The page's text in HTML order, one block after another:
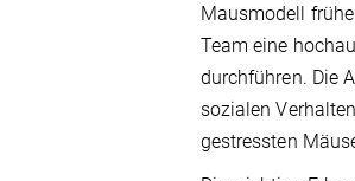
Mausmodell
Team eine
durchführen. Die
sozialen
gestressten